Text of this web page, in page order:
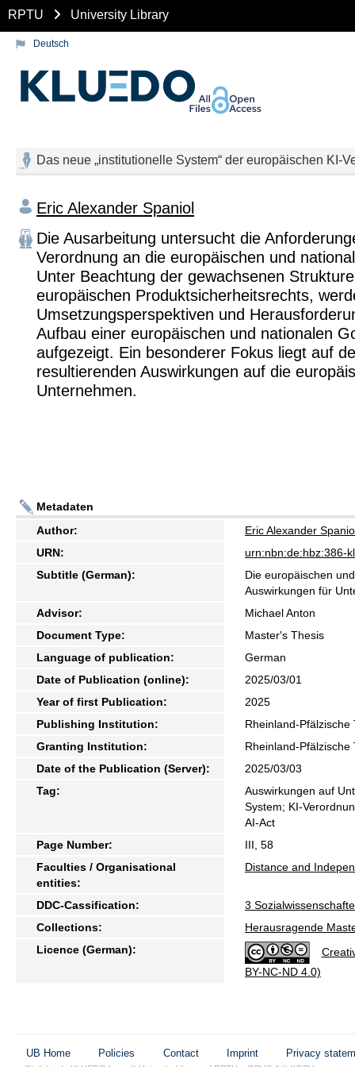
RPTU University Library
Deutsch
Das neue „institutionelle System“ der europäischen KI-
Eric Alexander Spaniol
Die Ausarbeitung untersucht die
Verordnung an die europäischen und
Unter Beachtung der gewachsenen
europäischen Produktsicherheitsrechts,
Umsetzungsperspektiven und
Aufbau einer europäischen und nationalen
aufgezeigt. Ein besonderer Fokus liegt auf
resultierenden Auswirkungen auf die
Unternehmen.
Metadaten
Author:
Eric Alexander
URN:
urn:nbn:de:hbz:386-
Subtitle (German):
Die europäischen
Auswirkungen für
Advisor:
Michael Anton
Document Type:
Master's Thesis
Language of publication:
German
Date of Publication (online):
2025/03/01
Year of first Publication:
2025
Publishing Institution:
Rheinland-
Granting Institution:
Rheinland-
Date of the Publication (Server):
2025/03/03
Tag:
Auswirkungen auf
System; KI-
AI-Act
Page Number:
III, 58
Faculties / Organisational
entities:
Distance and
DDC-Cassification:
3
Collections:
Herausragende
Licence (German):
BY-NC-ND 4.0)
UB Home Policies Contact Imprint Privacy